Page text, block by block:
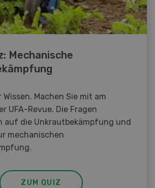
Mechanische
Wissen. Machen Sie mit am
UFA-Revue. Die Fragen
auf die Unkrautbekämpfung und
mechanischen
ZUM QUIZ